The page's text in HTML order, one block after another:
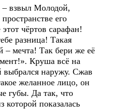
– взвыл Молодой,
его
чёртов сарафан!
разница! Такая
– мечта! Так бери же её
Круша всё на
наружу. Сжав
желанное лицо, он
губы. Да так, что
показалась